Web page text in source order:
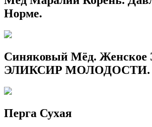
Норме.
Синяковый Мёд. Женское
ЭЛИКСИР МОЛОДОСТИ.
Перга Сухая